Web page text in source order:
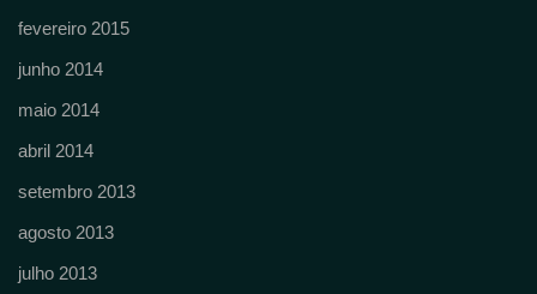
fevereiro 2015
junho 2014
maio 2014
abril 2014
setembro 2013
agosto 2013
julho 2013